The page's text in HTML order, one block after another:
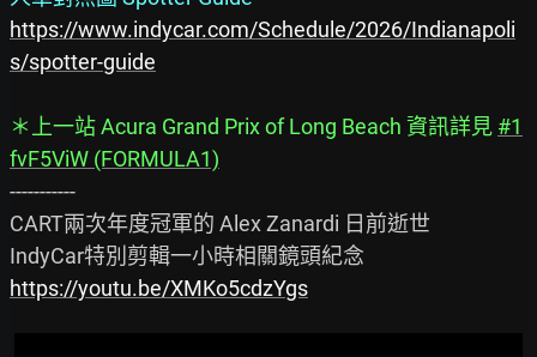
https://www.indycar.com/Schedule/2026/Indianapoli
s/spotter-guide
＊上一站 Acura Grand Prix of Long Beach 資訊詳見 #1
fvF5ViW (FORMULA1)
-----------
CART兩次年度冠軍的 Alex Zanardi 日前逝世
https://youtu.be/XMKo5cdzYgs